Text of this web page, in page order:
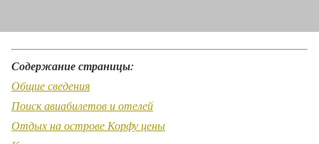
Содержание страницы:
Общие сведения
Поиск авиабилетов и отелей
Отдых на острове Корфу цены